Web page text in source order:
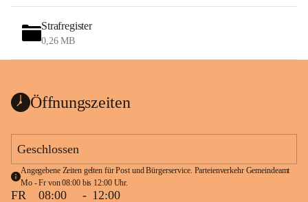
Strafregister
0,26 MB
Öffnungszeiten
Geschlossen
Angegebene Zeiten gelten für Post und Bürgerservice. Parteienverkehr Gemeindeamt
Mo - Fr von 08:00 bis 12:00 Uhr.
FR 08:00 - 12:00